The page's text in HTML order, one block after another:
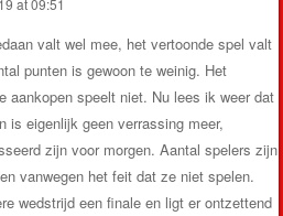
valt wel mee, het vertoonde spel valt
punten is gewoon te weinig. Het
aankopen speelt niet. Nu lees ik weer dat
is eigenlijk geen verrassing meer,
zijn voor morgen. Aantal spelers zijn
vanwegen het feit dat ze niet spelen.
wedstrijd een finale en ligt er ontzettend